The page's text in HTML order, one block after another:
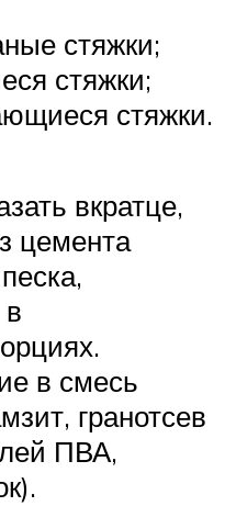
стяжки;
стяжки;
стяжки.
вкратце,
цемента
в смесь
гранотсев
ПВА,